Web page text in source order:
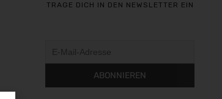
TRAGE DICH IN DEN NEWSLETTER EIN